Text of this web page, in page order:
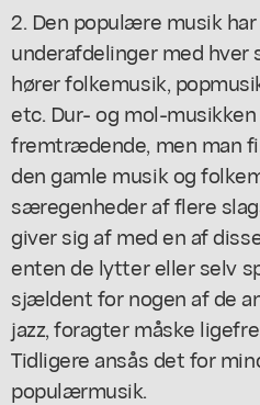
2. Den populære musik
underafdelinger med hver
hører folkemusik,
etc. Dur- og mol-
fremtrædende, men man
den gamle musik og
særegenheder af flere
giver sig af med en af
enten de lytter eller selv
sjældent for nogen af de
jazz, foragter måske
Tidligere ansås det for
populærmusik.